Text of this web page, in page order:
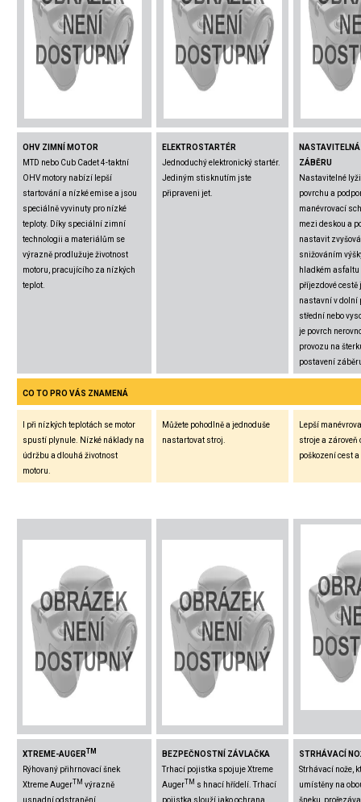
OHV ZIMNÍ MOTOR
MTD nebo Cub Cadet 4-taktní
OHV motory nabízí lepší
startování a nízké emise a jsou
speciálně vyvinuty pro nízké
teploty. Díky speciální zimní
technologii a materiálům se
výrazně prodlužuje životnost
motoru, pracujícího za nízkých
teplot.
ELEKTROSTARTÉR
Jednoduchý elektronický startér.
Jediným stisknutím jste
připraveni jet.
NASTAVITELNÁ
ZÁBĚRU
Nastavitelné
povrchu a
manévrovací
mezi deskou a
nastavit
snižováním
hladkém asfaltu
příjezdové
nastavní v dolní
střední nebo
je povrch
provozu na
postavení
CO TO PRO VÁS ZNAMENÁ
I při nízkých teplotách se motor
spustí plynule. Nízké náklady na
údržbu a dlouhá životnost
motoru.
Můžete pohodlně a jednoduše
nastartovat stroj.
Lepší
stroje a zároveň
poškození cest
XTREME-AUGERTM
Rýhovaný přihrnovací šnek
Xtreme AugerTM výrazně
usnadní odstranění
BEZPEČNOSTNÍ ZÁVLAČKA
Trhací pojistka spojuje Xtreme
AugerTM s hnací hřídelí. Trhací
pojistka slouží jako ochrana
STRHÁVACÍ
Strhávací nože,
umístěny na
šneku,